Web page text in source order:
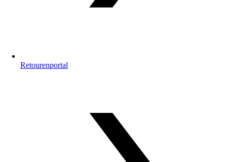
Retourenportal